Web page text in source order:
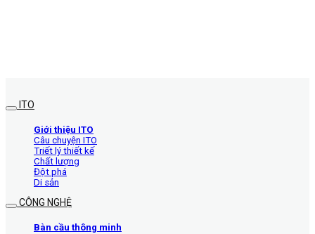
ITO
Giới thiệu ITO
Câu chuyện ITO
Triết lý thiết kế
Chất lượng
Đột phá
Di sản
CÔNG NGHỆ
Bàn cầu thông minh